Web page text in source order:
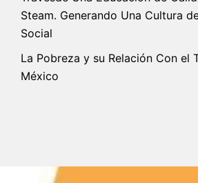
Steam. Generando Una Cultura
Social
La Pobreza y su Relación Con el
México